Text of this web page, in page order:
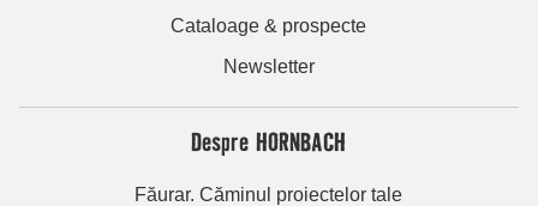
Cataloage & prospecte
Newsletter
Despre HORNBACH
Făurar. Căminul proiectelor tale